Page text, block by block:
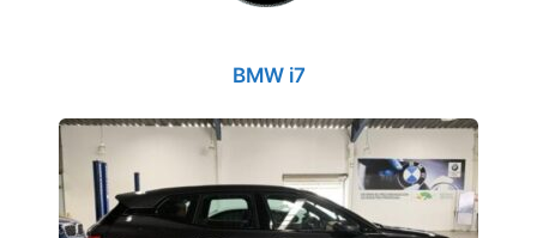
BMW i7